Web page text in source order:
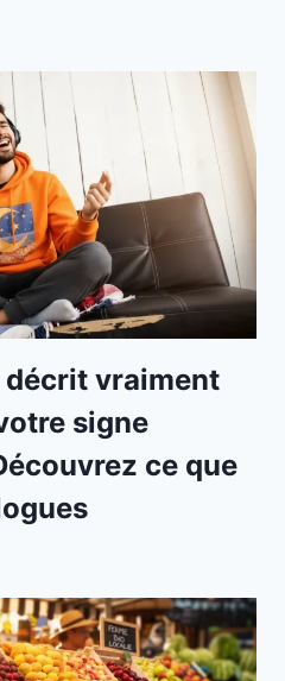
décrit vraiment
signe
ce que